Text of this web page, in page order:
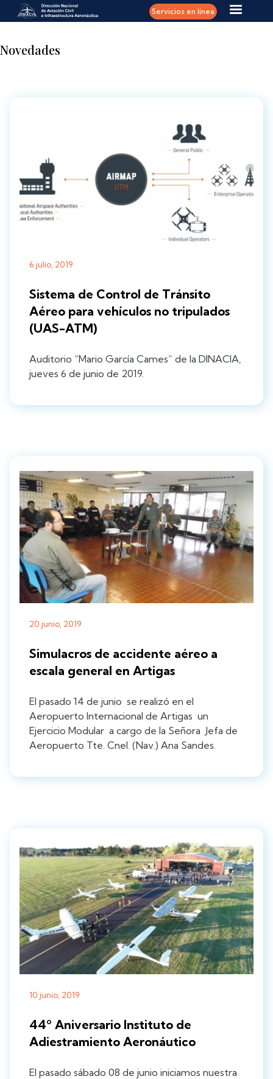
Pasar al contenido principal Servicios en línea
Novedades
6 julio, 2019
Sistema de Control de Tránsito
Aéreo para vehículos no tripulados
(UAS-ATM)
Auditorio “Mario García Cames” de la DINACIA,
jueves 6 de junio de 2019.
20 junio, 2019
Simulacros de accidente aéreo a
escala general en Artigas
El pasado 14 de junio se realizó en el
Aeropuerto Internacional de Artigas un
Ejercicio Modular a cargo de la Señora Jefa de
Aeropuerto Tte. Cnel. (Nav.) Ana Sandes.
10 junio, 2019
44º Aniversario Instituto de
Adiestramiento Aeronáutico
El pasado sábado 08 de junio iniciamos nuestra